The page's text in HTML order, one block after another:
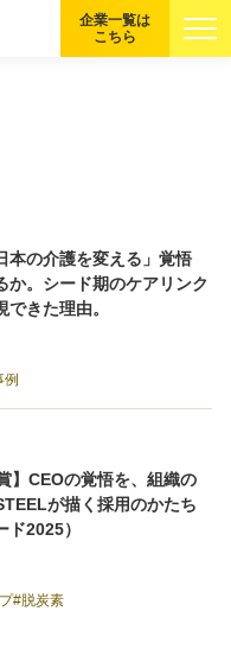
企業一覧は
こちら
本の介護を変える」覚悟
か。シード期のケアリンク
きた理由。
例
】CEOの覚悟を、組織の
が描く採用のかたち
ド2025）
脱炭素